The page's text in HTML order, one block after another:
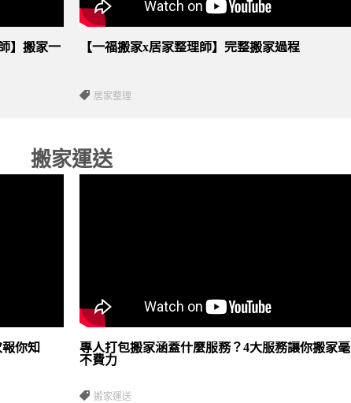
】搬家一
【一福搬家x居家整理師】完整搬家過程
居家整理
搬家運送
你知
專人打包搬家涵蓋什麼服務？4大服務讓你搬家毫
不費力
搬家運送